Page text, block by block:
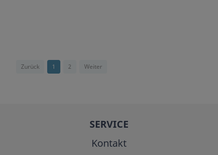
Zurück 1 2 Weiter
SERVICE
Kontakt